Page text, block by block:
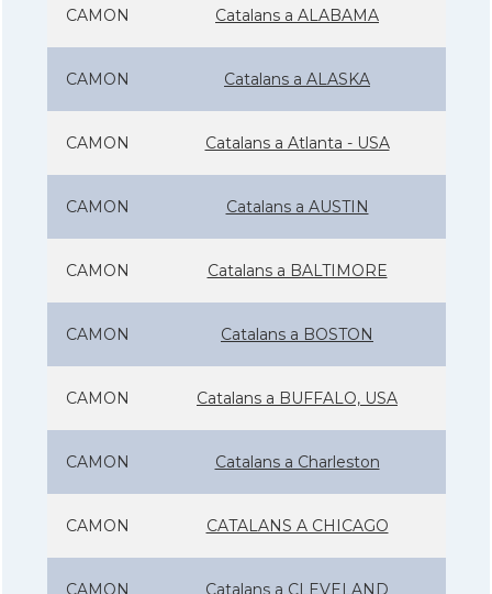
CAMON Catalans a ALABAMA
CAMON Catalans a ALASKA
CAMON Catalans a Atlanta - USA
CAMON Catalans a AUSTIN
CAMON Catalans a BALTIMORE
CAMON Catalans a BOSTON
CAMON Catalans a BUFFALO, USA
CAMON Catalans a Charleston
CAMON CATALANS A CHICAGO
CAMON Catalans a CLEVELAND